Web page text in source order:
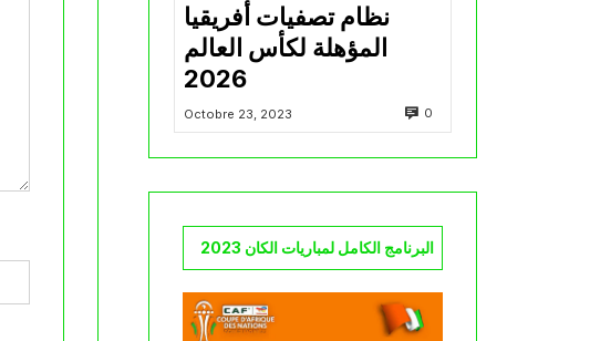
نظام تصفيات أفريقيا
المؤهلة لكأس العالم
2026
Octobre 23, 2023 0
البرنامج الكامل لمباريات الكان 2023